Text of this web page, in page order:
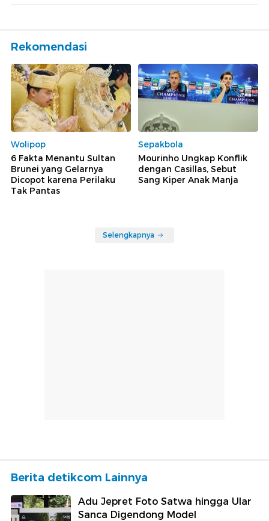
Rekomendasi
Wolipop
6 Fakta Menantu Sultan
Brunei yang Gelarnya
Dicopot karena Perilaku
Tak Pantas
Sepakbola
Mourinho Ungkap Konflik
dengan Casillas, Sebut
Sang Kiper Anak Manja
Selengkapnya
Berita detikcom Lainnya
Adu Jepret Foto Satwa hingga Ular
Sanca Digendong Model